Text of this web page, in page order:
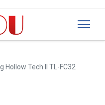
Hollow Tech ll TL-FC32